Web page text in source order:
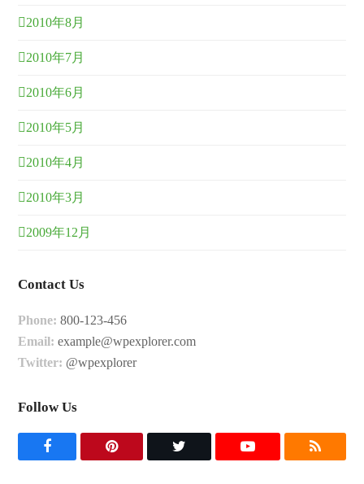
2010年8月
2010年7月
2010年6月
2010年5月
2010年4月
2010年3月
2009年12月
Contact Us
Phone: 800-123-456
Email: example@wpexplorer.com
Twitter: @wpexplorer
Follow Us
F
P
T
Y
R